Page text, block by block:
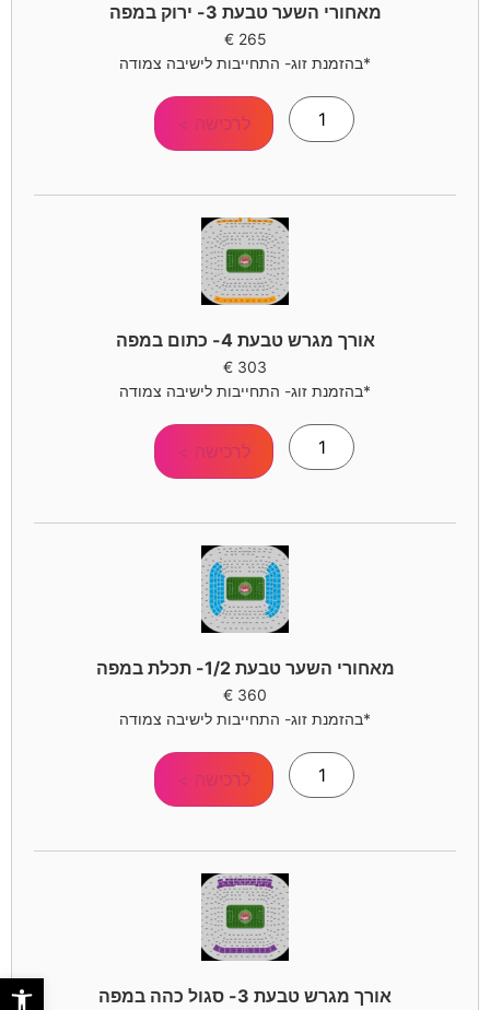
מאחורי השער טבעת 3- ירוק במפה
265
€
*בהזמנת זוג- התחייבות לישיבה צמודה
לרכישה >
אורך מגרש טבעת 4- כתום במפה
303
€
*בהזמנת זוג- התחייבות לישיבה צמודה
לרכישה >
מאחורי השער טבעת 1/2- תכלת במפה
360
€
*בהזמנת זוג- התחייבות לישיבה צמודה
לרכישה >
אורך מגרש טבעת 3- סגול כהה במפה פתח